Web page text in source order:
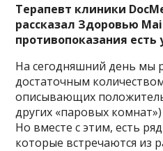
Терапевт клиники
рассказал Здоровью
противопоказания есть
На сегодняшний день мы
достаточным
описывающих
других «паровых
Но вместе с этим, есть
которые встречаются из